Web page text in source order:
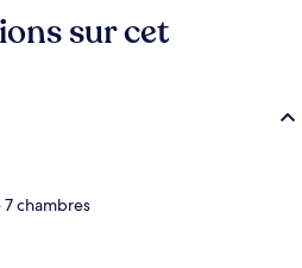
sur cet
chambres